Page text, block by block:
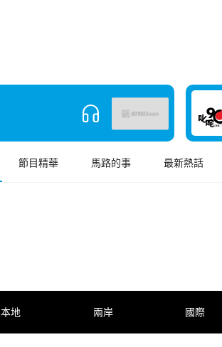
節目精華 馬路的事 最新熱話
本地 兩岸 國際